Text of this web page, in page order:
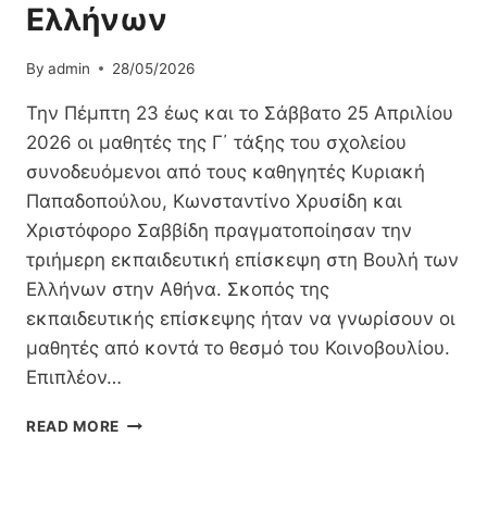
Ελλήνων
By admin 28/05/2026
Την Πέμπτη 23 έως και το Σάββατο 25 Απριλίου
2026 οι μαθητές της Γ΄ τάξης του σχολείου
συνοδευόμενοι από τους καθηγητές Κυριακή
Παπαδοπούλου, Κωνσταντίνο Χρυσίδη και
Χριστόφορο Σαββίδη πραγματοποίησαν την
τριήμερη εκπαιδευτική επίσκεψη στη Βουλή των
Ελλήνων στην Αθήνα. Σκοπός της
εκπαιδευτικής επίσκεψης ήταν να γνωρίσουν οι
μαθητές από κοντά το θεσμό του Κοινοβουλίου.
Επιπλέον…
READ MORE ΤΡΙΉΜΕΡΗ